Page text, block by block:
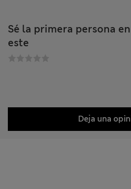
Sé la primera persona
este
Deja una